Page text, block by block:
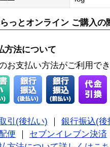
っとオンライン ご購入の
方法について
お支払い方法がご利用で
引(後払い) ｜ 銀行振込(後
便 ｜ セブンイレブン決済